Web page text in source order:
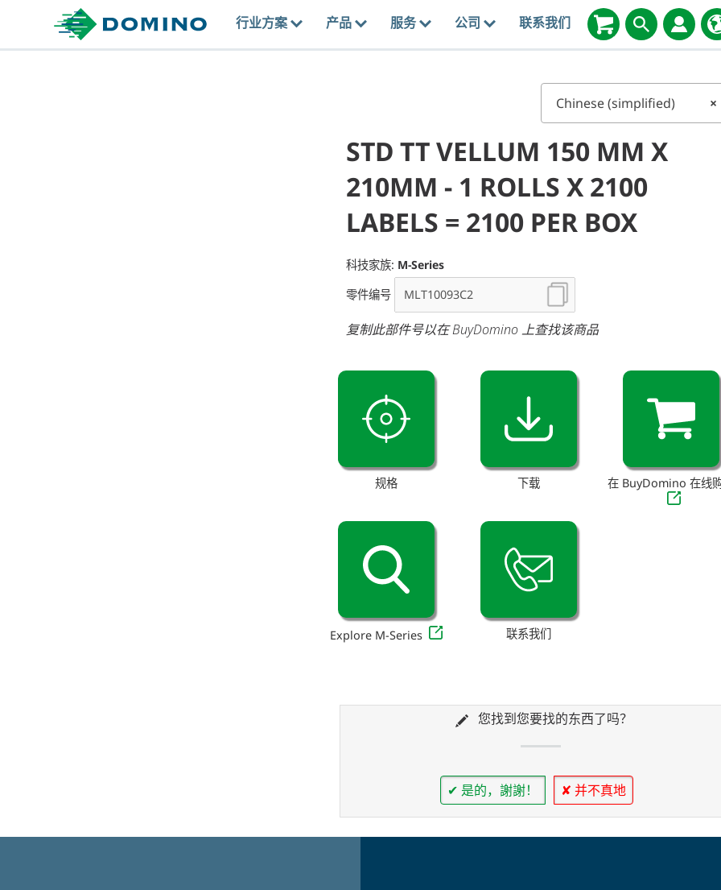
行业方案 产品 服务 公司 联系我们
×
Chinese (simplified)
STD TT VELLUM 150 MM X
210MM - 1 ROLLS X 2100
LABELS = 2100 PER BOX
科技家族: M-Series
零件编号
复制此部件号以在 BuyDomino 上查找该商品
规格 下载 在 BuyDomino 在线
Explore M-Series 联系我们
您找到您要找的东西了吗？
✔ 是的，謝謝！ ✘ 并不真地